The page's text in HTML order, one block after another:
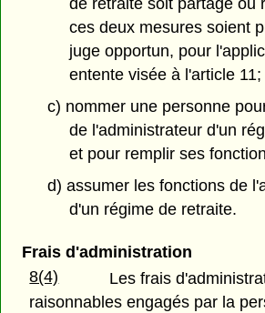
ces deux mesures soient
juge opportun, pour
entente visée à l'article 11;
c) nommer une personne
de l'administrateur d'un
et pour remplir ses
d) assumer les fonctions de
d'un régime de retraite.
Frais d'administration
8(4)
Les frais
raisonnables engagés par la